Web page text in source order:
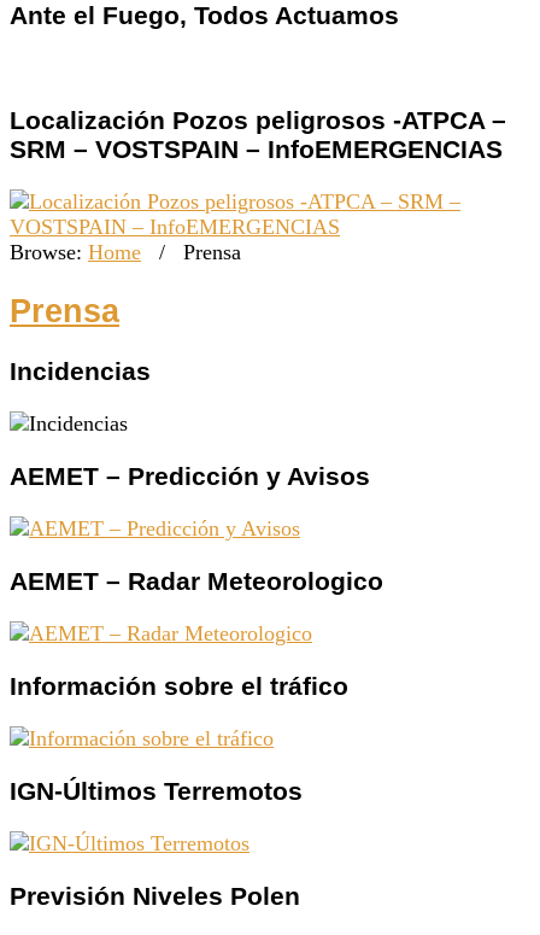
Ante el Fuego, Todos Actuamos
Localización Pozos peligrosos -ATPCA –
SRM – VOSTSPAIN – InfoEMERGENCIAS
Browse: Home / Prensa
Prensa
Incidencias
AEMET – Predicción y Avisos
AEMET – Radar Meteorologico
Información sobre el tráfico
IGN-Últimos Terremotos
Previsión Niveles Polen